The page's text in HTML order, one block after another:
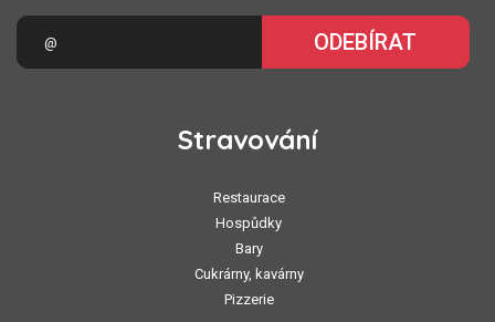
ODEBÍRAT
Stravování
Restaurace
Hospůdky
Bary
Cukrárny, kavárny
Pizzerie